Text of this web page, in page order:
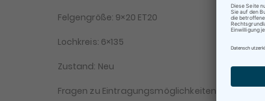
Felgengröße: 9×20 ET20
Lochkreis: 6×135
Zustand: Neu
Fragen zu Eintragungsmöglichkeiten bitte vor